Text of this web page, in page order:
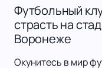
Футбольный
страсть на
Воронеже
Окунитесь в мир